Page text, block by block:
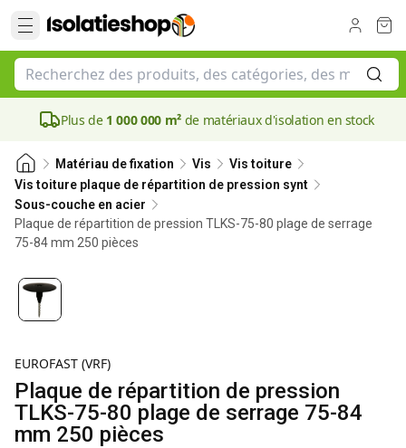
Plus de 1 000 000 m²de matériaux d'isolation en stock
Matériau de fixation Vis
Vis toiture
Vis toiture plaque de répartition de pression synt
Sous-couche en acier
Plaque de répartition de pression TLKS-75-80 plage de serrage
75-84 mm 250 pièces
EUROFAST (VRF)
Plaque de répartition de pression
TLKS-75-80 plage de serrage 75-84
mm 250 pièces